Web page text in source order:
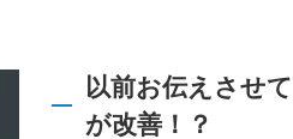
以前お伝えさせ
が改善！？